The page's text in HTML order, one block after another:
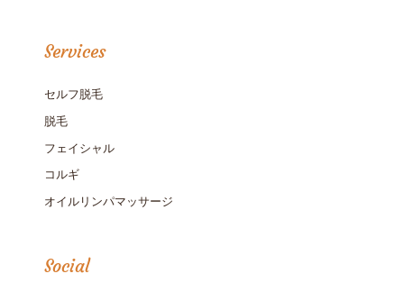
Services
セルフ脱毛
脱毛
フェイシャル
コルギ
オイルリンパマッサージ
Social